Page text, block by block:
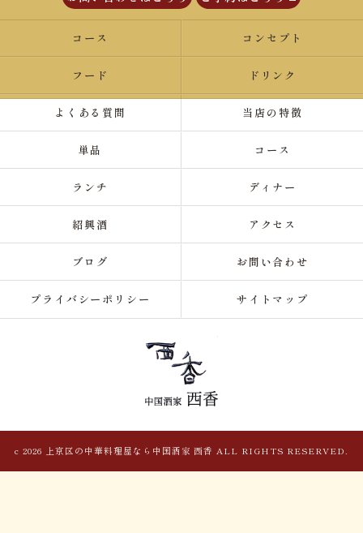
コース コンセプト
フード ドリンク
よくある質問 当店の特徴
単品 コース
ランチ ディナー
紹興酒 アクセス
ブログ お問い合わせ
プライバシーポリシー サイトマップ
c 2026 上京区の中華料理屋なら中国酒家 西香 ALL RIGHTS RESERVED.